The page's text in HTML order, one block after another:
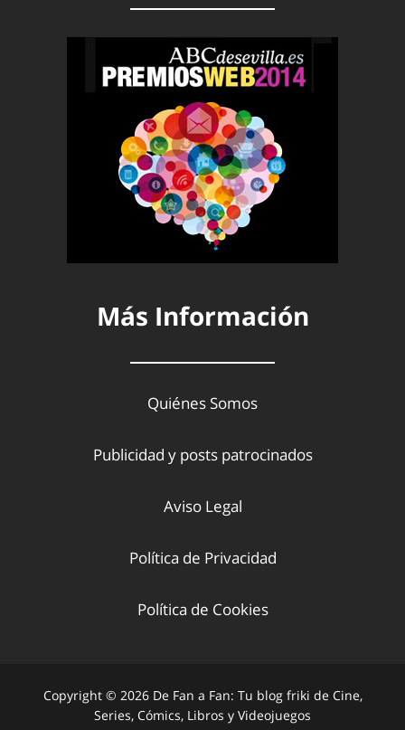
Más Información
Quiénes Somos
Publicidad y posts patrocinados
Aviso Legal
Política de Privacidad
Política de Cookies
Copyright © 2026 De Fan a Fan: Tu blog friki de Cine,
Series, Cómics, Libros y Videojuegos